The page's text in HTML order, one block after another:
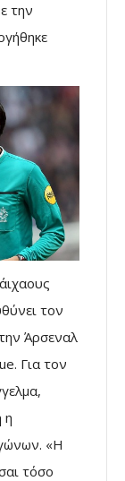
την
τον
Άρσεναλ
Για τον
η
«Η
τόσο